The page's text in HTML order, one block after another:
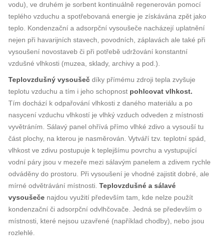
vodu), ve druhém je sorbent kontinuálně regenerován pomocí
teplého vzduchu a spotřebovaná energie je získávána zpět jako
teplo. Kondenzační a adsorpční vysoušeče nacházejí uplatnění
nejen při havarijních stavech, povodních, záplavách ale také při
vysoušení novostaveb či při potřebě udržování konstantní
vzdušné vlhkosti (muzea, sklady, archivy a pod.).
Teplovzdušný vysoušeč díky přímému zdroji tepla zvyšuje
teplotu vzduchu a tím i jeho schopnost pohlcovat vlhkost.
Tím dochází k odpařování vlhkosti z daného materiálu a po
nasycení vzduchu vlhkostí je vlhký vzduch odveden z místnosti
vyvětráním. Sálavý panel ohřívá přímo vlhké zdivo a vysouší tu
část plochy, na kterou je nasměrován. Vytváří tzv. teplotní spád,
vlhkost ve zdivu postupuje k teplejšímu povrchu a vystupující
vodní páry jsou v mezeře mezi sálavým panelem a zdivem rychle
odváděny do prostoru. Při vysoušení je vhodné zajistit dobré, ale
mírné odvětrávání místnosti. Teplovzdušné a sálavé
vysoušeče najdou využití především tam, kde nelze použít
kondenzační či adsorpční odvlhčovače. Jedná se především o
místnosti, které nejsou uzavřené (například chodby), nebo jsou
rozlehlé.